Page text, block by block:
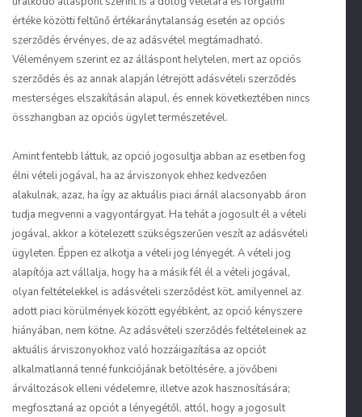
értéke közötti feltűnő értékaránytalanság esetén az opciós
szerződés érvényes, de az adásvétel megtámadható.
Véleményem szerint ez az álláspont helytelen, mert az opciós
szerződés és az annak alapján létrejött adásvételi szerződés
mesterséges elszakításán alapul, és ennek következtében nincs
összhangban az opciós ügylet természetével.
Amint fentebb láttuk, az opció jogosultja abban az esetben fog
élni vételi jogával, ha az árviszonyok ehhez kedvezően
alakulnak, azaz, ha így az aktuális piaci árnál alacsonyabb áron
tudja megvenni a vagyontárgyat. Ha tehát a jogosult él a vételi
jogával, akkor a kötelezett szükségszerűen veszít az adásvételi
ügyleten. Éppen ez alkotja a vételi jog lényegét. A vételi jog
alapítója azt vállalja, hogy ha a másik fél él a vételi jogával,
olyan feltételekkel is adásvételi szerződést köt, amilyennel az
adott piaci körülmények között egyébként, az opció kényszere
hiányában, nem kötne. Az adásvételi szerződés feltételeinek az
aktuális árviszonyokhoz való hozzáigazítása az opciót
alkalmatlanná tenné funkciójának betöltésére, a jövőbeni
árváltozások elleni védelemre, illetve azok hasznosítására;
megfosztaná az opciót a lényegétől, attól, hogy a jogosult